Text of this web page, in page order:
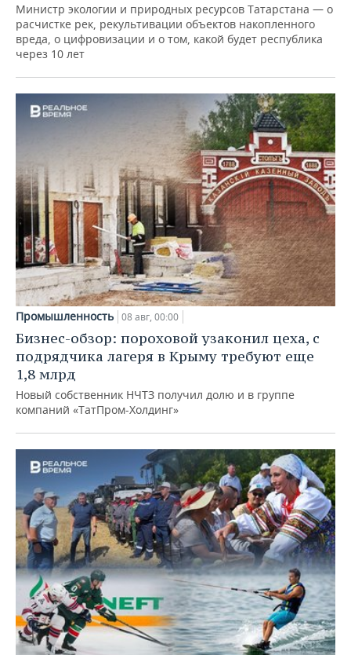
Министр экологии и природных ресурсов Татарстана — о
расчистке рек, рекультивации объектов накопленного
вреда, о цифровизации и о том, какой будет республика
через 10 лет
Промышленность 08 авг, 00:00
Бизнес-обзор: пороховой узаконил цеха, с
подрядчика лагеря в Крыму требуют еще
1,8 млрд
Новый собственник НЧТЗ получил долю и в группе
компаний «ТатПром-Холдинг»